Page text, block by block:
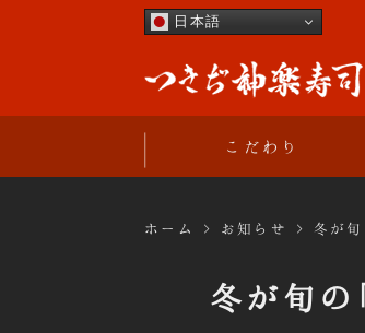
日本語
こだわり
ホーム お知らせ 冬が
冬が旬の